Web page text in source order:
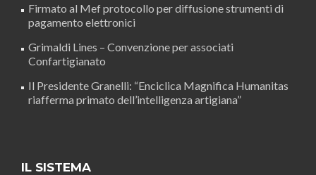
Firmato al Mef protocollo per diffusione strumenti di
pagamento elettronici
Grimaldi Lines – Convenzione per associati
Confartigianato
Il Presidente Granelli: “Enciclica Magnifica Humanitas
riafferma primato dell’intelligenza artigiana”
IL SISTEMA